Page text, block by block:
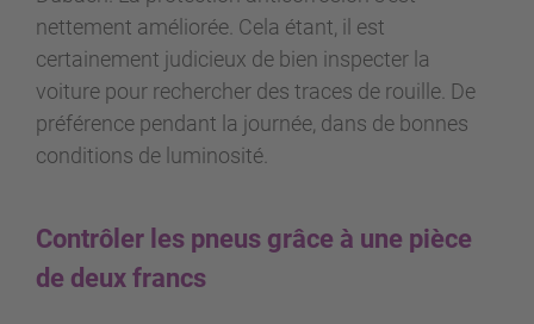
nettement améliorée. Cela étant, il est
certainement judicieux de bien inspecter la
voiture pour rechercher des traces de rouille. De
préférence pendant la journée, dans de bonnes
conditions de luminosité.
Contrôler les pneus grâce à une pièce
de deux francs